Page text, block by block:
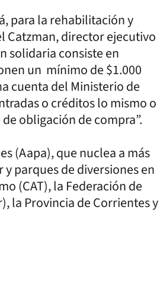
para la rehabilitación y
Catzman, director ejecutivo
solidaria consiste en
un mínimo de $1.000
cuenta del Ministerio de
o créditos lo mismo o
obligación de compra”.
(Aapa), que nuclea a más
parques de diversiones en
(CAT), la Federación de
la Provincia de Corrientes y